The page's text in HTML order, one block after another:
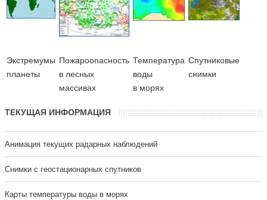
Экстремумы
планеты
Пожароопасность
в лесных
массивах
Температура
воды
в морях
Cпутниковые
снимки
ТЕКУЩАЯ ИНФОРМАЦИЯ
Анимация текущих радарных наблюдений
Cнимки с геостационарных спутников
Карты температуры воды в морях